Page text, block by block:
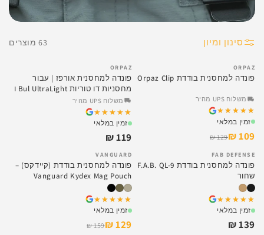
סינון ומיון 63 מוצרים
SALE
ORPAZ
פונדה למחסנית בודדת Orpaz Clip
משלוח UPS מהיר
★★★★★
★★★★★
זמין במלאי
109 ₪
129 ₪
ORPAZ
פונדה למחסנית אורפז | עבור
מחסניות דו טוריות Bul UltraLight ו
Bul EDC
משלוח UPS מהיר
★★★★★
★★★★★
זמין במלאי
119 ₪
FAB DEFENSE
פונדה למחסנית בודדת F.A.B. QL-9
שחור
★★★★★
★★★★★
זמין במלאי
139 ₪
SALE
VANGUARD
פונדה למחסנית בודדת (קיידקס) –
Vanguard Kydex Mag Pouch
(דו-טורי)
★★★★★
★★★★★
זמין במלאי
129 ₪
159 ₪